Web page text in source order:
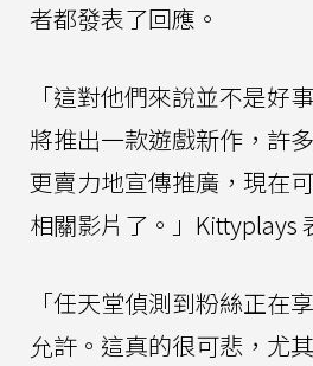
者都發表了回應。
「這對他們來說並不是好
將推出一款遊戲新作，許
更賣力地宣傳推廣，現在
相關影片了。」Kittyplays
「任天堂偵測到粉絲正在
允許。這真的很可悲，尤